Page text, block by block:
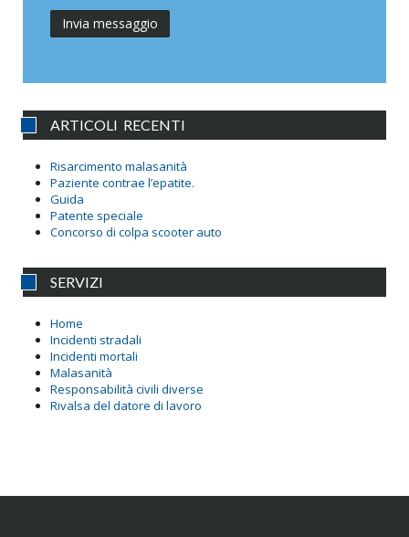
ARTICOLI RECENTI
Risarcimento malasanità
Paziente contrae l’epatite.
Guida
Patente speciale
Concorso di colpa scooter auto
SERVIZI
Home
Incidenti stradali
Incidenti mortali
Malasanità
Responsabilità civili diverse
Rivalsa del datore di lavoro